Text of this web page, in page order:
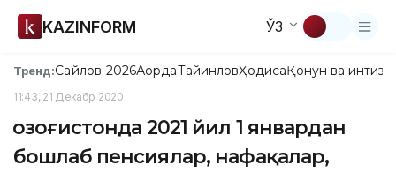
KAZINFORM ЎЗ
Тренд:Сайлов-2026АқордаТайинловҲодисаҚонун ва
11:43, 21 Декабр 2020
Қозоғистонда 2021 йил 1 январдан
бошлаб пенсиялар, нафақалар,